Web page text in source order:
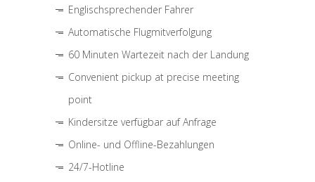
Englischsprechender Fahrer
Automatische Flugmitverfolgung
60 Minuten Wartezeit nach der Landung
Convenient pickup at precise meeting
point
Kindersitze verfügbar auf Anfrage
Online- und Offline-Bezahlungen
24/7-Hotline